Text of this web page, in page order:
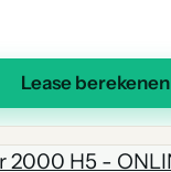
Lease berekenen